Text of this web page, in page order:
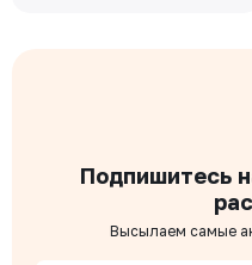
Подпишитесь
Высылаем самые